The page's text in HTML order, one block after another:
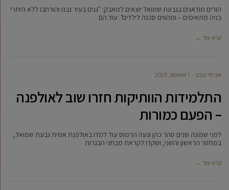
הורים מודאגים בגבעת שמואל יוצאים למאבק: "גנים בעיר נבנו והורחבו ללא היתרי
בניה מתאימים – ומהווים סכנה לילדים". עוד הם
קרא עוד ←
אביחי טבק 1 אוגוסט, 2025
התלמידות הוותיקות חזרו שוב לאולפנה
– הפעם כמורות
לפני שמונה שנים סהר כהן ונעה הרמוס עוד למדו באולפנת אמית גבעת שמואל,
במחזור הראשון והשני, ושקדו לקראת מבחני הבגרות
קרא עוד ←